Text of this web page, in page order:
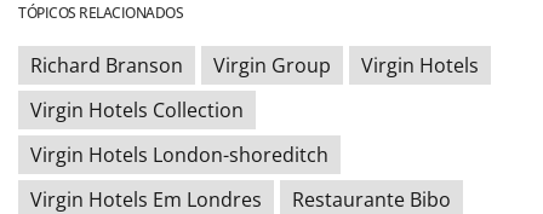
TÓPICOS RELACIONADOS
Richard Branson Virgin Group
Virgin Hotels
Virgin Hotels Collection
Virgin Hotels London-shoreditch
Virgin Hotels Em Londres
Restaurante Bibo